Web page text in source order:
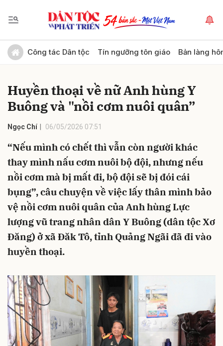
Công tác Dân tộc Tín ngưỡng tôn giáo Bản làng
Huyền thoại về nữ Anh hùng Y
Buông và "nồi cơm nuôi quân”
Ngọc Chí 06/05/2026 07:51
“Nếu mình có chết thì vẫn còn người khác
thay mình nấu cơm nuôi bộ đội, nhưng nếu
nồi cơm mà bị mất đi, bộ đội sẽ bị đói cái
bụng”, câu chuyện về việc lấy thân mình bảo
vệ nồi cơm nuôi quân của Anh hùng Lực
lượng vũ trang nhân dân Y Buông (dân tộc Xơ
Đăng) ở xã Đăk Tô, tỉnh Quảng Ngãi đã đi vào
huyền thoại.
Gửi bình luận
Hủy Gửi